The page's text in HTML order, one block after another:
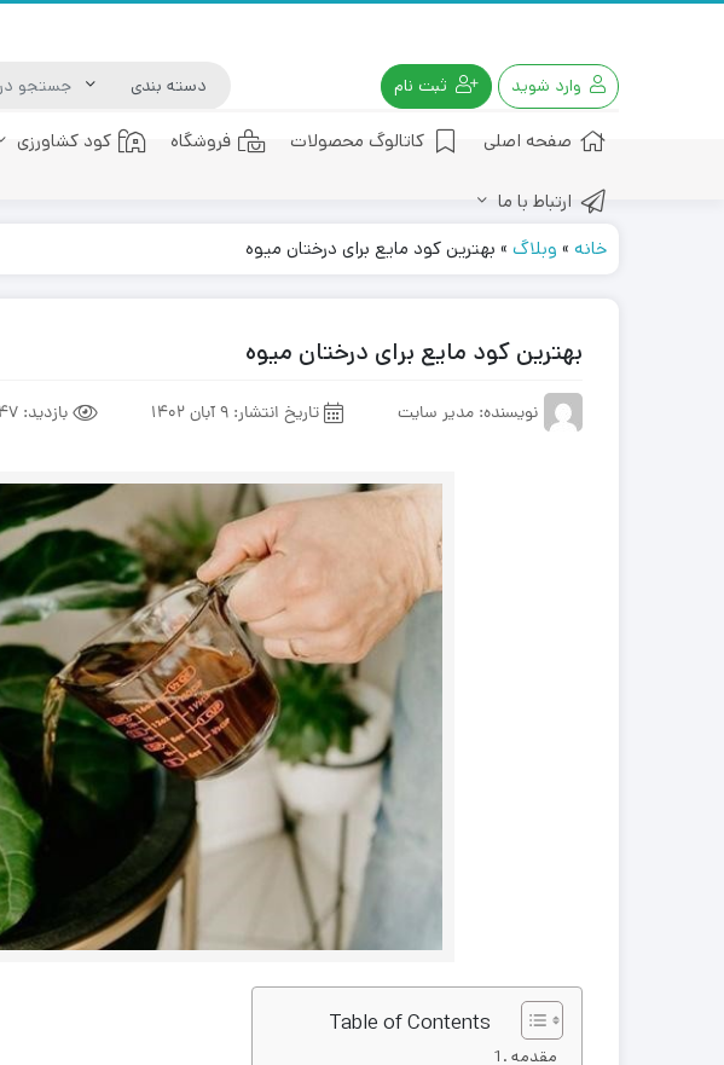
وارد شوید ثبت نام
صفحه اصلی کاتالوگ محصولات فروشگاه کود کشاورزی
ارتباط با ما
خانه » وبلاگ » بهترین کود مایع برای درختان میوه
بهترین کود مایع برای درختان میوه
نویسنده: مدیر سایت تاریخ انتشار: 9 آبان 1402 بازدید:
Table of Contents
مقدمه